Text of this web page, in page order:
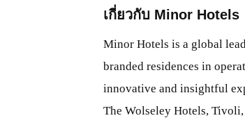
เกี่ยวกับ Minor Hotels
Minor Hotels is a global
branded residences in
innovative and insightful
The Wolseley Hotels,